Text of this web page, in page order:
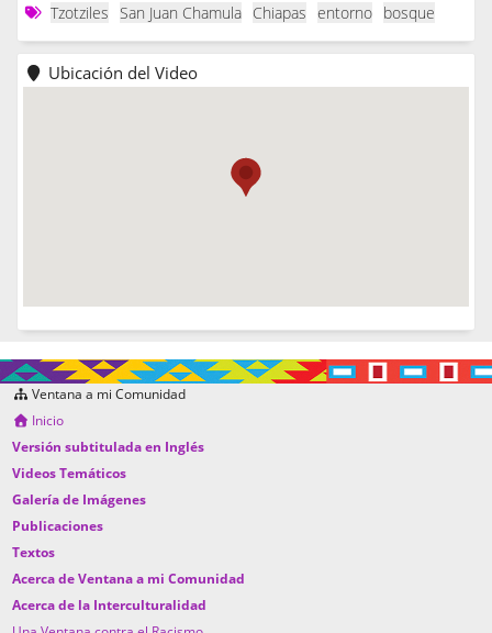
Tzotziles
San Juan Chamula Chiapas entorno bosque
Ubicación del Video
Ventana a mi Comunidad
Inicio
Versión subtitulada en Inglés
Videos Temáticos
Galería de Imágenes
Publicaciones
Textos
Acerca de Ventana a mi Comunidad
Acerca de la Interculturalidad